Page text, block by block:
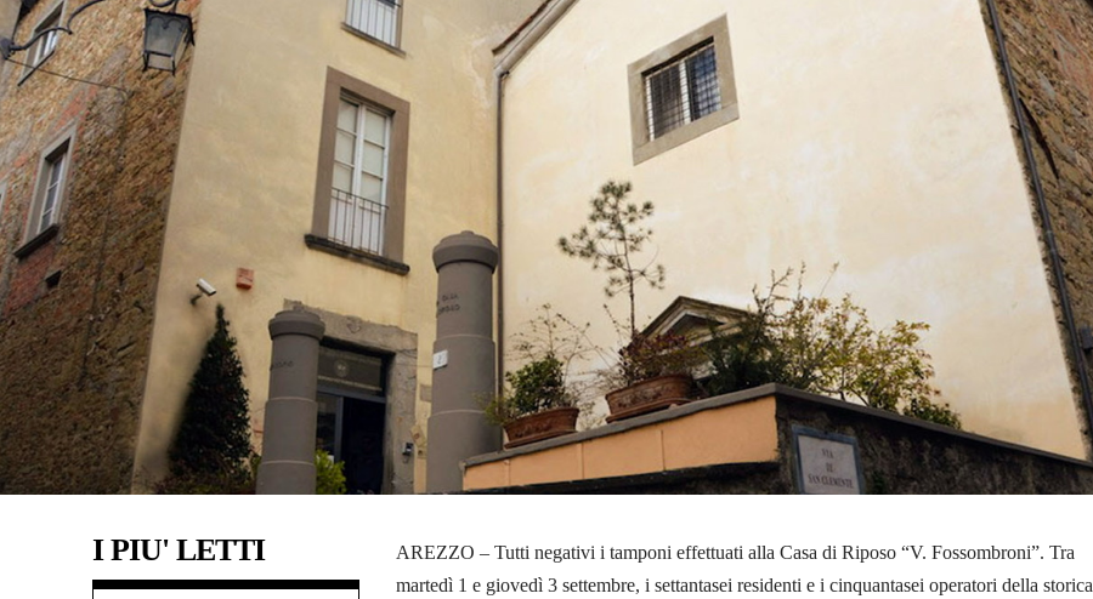
I PIU' LETTI
AREZZO – Tutti negativi i tamponi effettuati alla Casa di Riposo “V. Fossombroni”. Tra
martedì 1 e giovedì 3 settembre, i settantasei residenti e i cinquantasei operatori della storica